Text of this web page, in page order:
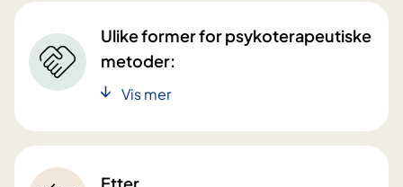
Ulike former for psykoterapeutiske
metoder:
Vis mer
Etter